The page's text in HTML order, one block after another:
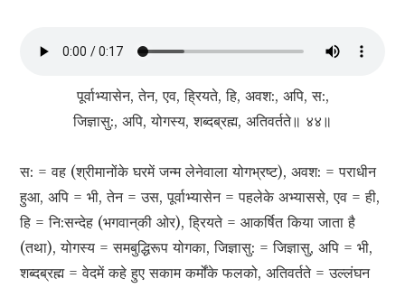
पूर्वाभ्यासेन, तेन, एव, ह्रियते, हि, अवश:, अपि, स:,
जिज्ञासु:, अपि, योगस्य, शब्दब्रह्म, अतिवर्तते॥ ४४॥
स: = वह (श्रीमानोंके घरमें जन्म लेनेवाला योगभ्रष्ट), अवश: = पराधीन
हुआ, अपि = भी, तेन = उस, पूर्वाभ्यासेन = पहलेके अभ्याससे, एव = ही,
हि = नि:सन्देह (भगवान‍्की ओर), ह्रियते = आकर्षित किया जाता है
(तथा), योगस्य = समबुद्धिरूप योगका, जिज्ञासु: = जिज्ञासु, अपि = भी,
शब्दब्रह्म = वेदमें कहे हुए सकाम कर्मोंके फलको, अतिवर्तते = उल्लंघन